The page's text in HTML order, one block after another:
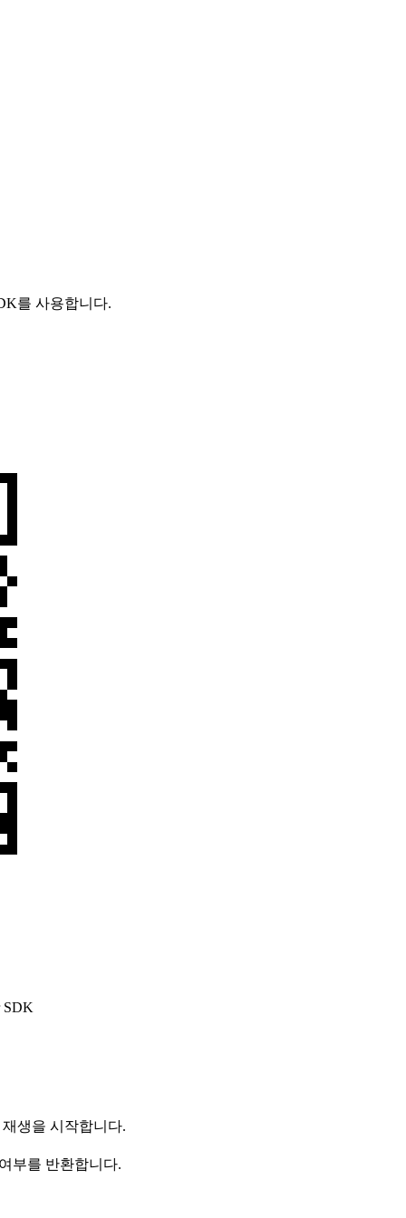
를 사용합니다.
SDK
생을 시작합니다.
부를 반환합니다.